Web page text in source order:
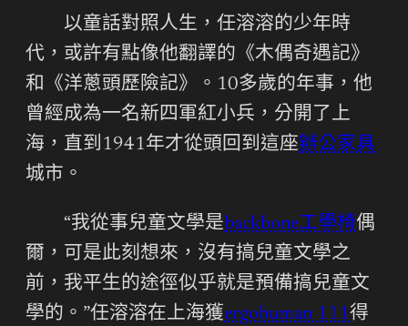
以童話對照人生，任溶溶的少年時
代，或許有點像他翻譯的《木偶奇遇記》
和《洋蔥頭歷險記》。10多歲的年事，他
曾經成為一名新四軍紅小兵，分開了上
海，直到1941年才從頭回到這座辦公家具
城市。
“我從事兒童文學是backbone工學椅偶
爾，可是此刻想來，沒有搞兒童文學之
前，我平生的途徑似乎就是預備搞兒童文
學的。”任溶溶在上海獲ergohuman 111得